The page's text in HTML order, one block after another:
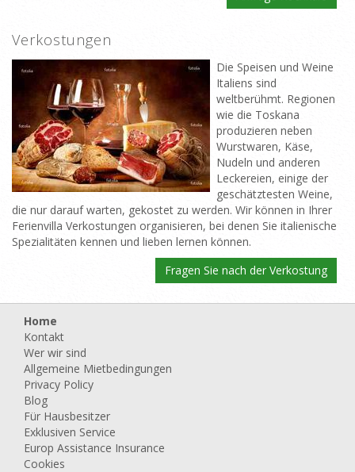
Verkostungen
Die Speisen und Weine
Italiens sind
weltberühmt. Regionen
wie die Toskana
produzieren neben
Wurstwaren, Käse,
Nudeln und anderen
Leckereien, einige der
geschätztesten Weine,
die nur darauf warten, gekostet zu werden. Wir können in Ihrer
Ferienvilla Verkostungen organisieren, bei denen Sie italienische
Spezialitäten kennen und lieben lernen können.
Fragen Sie nach der Verkostung
Home
Kontakt
Wer wir sind
Allgemeine Mietbedingungen
Privacy Policy
Blog
Für Hausbesitzer
Exklusiven Service
Europ Assistance Insurance
Cookies